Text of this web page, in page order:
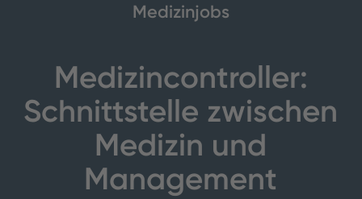
Medizinjobs
Medizincontroller:
Schnittstelle zwischen
Medizin und
Management